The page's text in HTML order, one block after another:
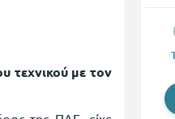
τεχνικού με τον